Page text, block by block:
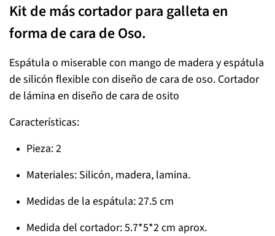
Kit de más cortador para galleta en
forma de cara de Oso.
Espátula o miserable con mango de madera y espátula
de silicón flexible con diseño de cara de oso. Cortador
de lámina en diseño de cara de osito
Características:
Pieza: 2
Materiales: Silicón, madera, lamina.
Medidas de la espátula: 27.5 cm
Medida del cortador: 5.7*5*2 cm aprox.